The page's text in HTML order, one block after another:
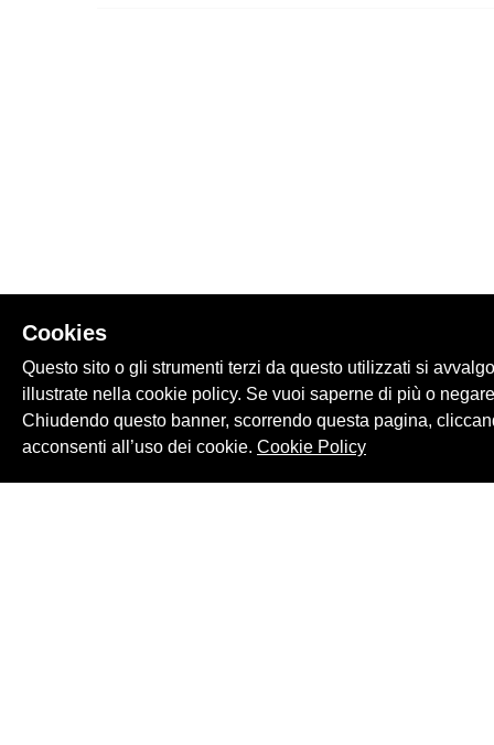
Cookies
Questo sito o gli strumenti terzi da questo utilizzati si
illustrate nella cookie policy. Se vuoi saperne di più o
Chiudendo questo banner, scorrendo questa pagina,
acconsenti all’uso dei cookie. Cookie Policy